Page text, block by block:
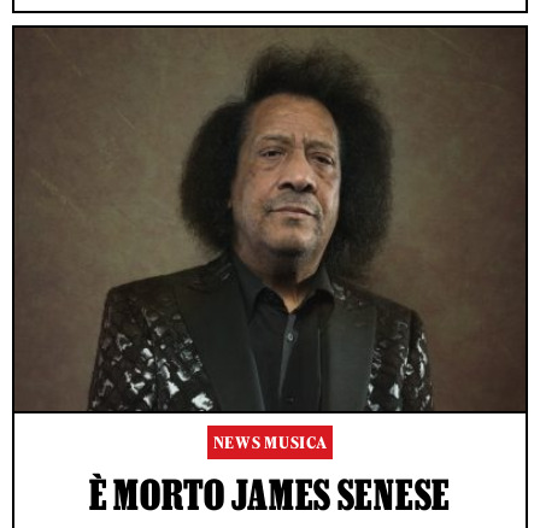
NEWS MUSICA
È MORTO JAMES SENESE